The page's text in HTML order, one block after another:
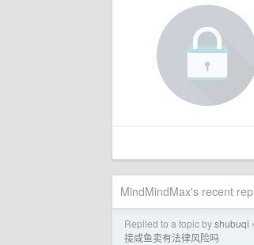
MindMindMax's recent
Replied to a topic byshubuqi ›
接咸鱼卖有法律风险吗